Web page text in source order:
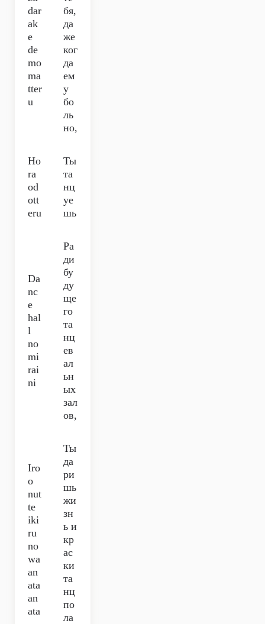
dar
ak
e
de
mo
ma
tter
u
бя,
да
же
ког
да
ем
у
бо
ль
но,
Ho
ra
od
ott
eru
Ты
та
нц
уе
шь
Da
nc
e
hal
l
no
mi
rai
ni
Ра
ди
бу
ду
ще
го
та
нц
ев
ал
ьн
ых
зал
ов,
Iro
o
nut
te
iki
ru
no
wa
an
ata
an
ata
Ты
да
ри
шь
жи
зн
ь и
кр
ас
ки
та
нц
по
ла